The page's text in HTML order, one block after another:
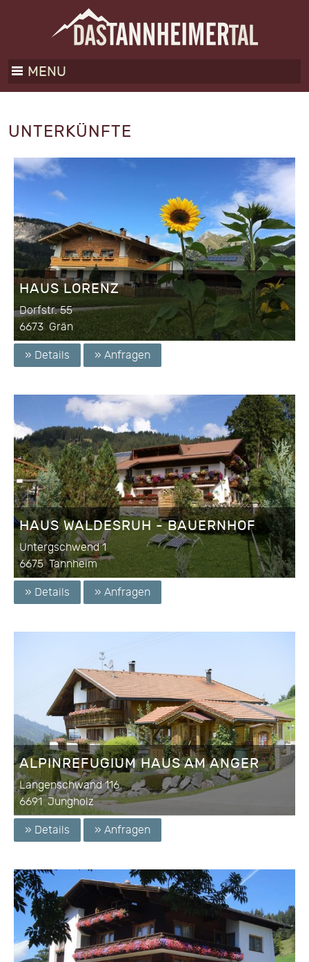
MENU
UNTERKÜNFTE
HAUS LORENZ
Dorfstr. 55
6673 Grän
» Details » Anfragen
HAUS WALDESRUH - BAUERNHOF
Untergschwend 1
6675 Tannheim
» Details » Anfragen
ALPINREFUGIUM HAUS AM ANGER
Langenschwand 116
6691 Jungholz
» Details » Anfragen